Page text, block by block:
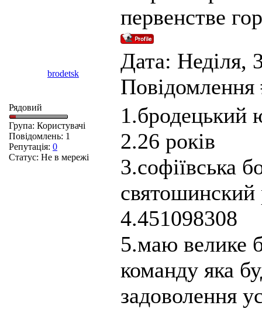
первенстве
brodetsk
Дата: Неділя,
Рядовий
Група: Користувачі
Повідомлень: 1
Репутація: 0
Статус: Не в мережі
1.бродецький
2.26 років
3.софіївська
святошинский
4.451098308
5.маю велике
команду яка
задоволення